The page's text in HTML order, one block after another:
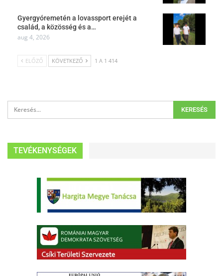
Gyergyóremetén a lovassport erejét a
család, a közösség és a…
aug 4, 2026
ELŐZŐ KÖVETKEZŐ 1 A 1 414
TEVÉKENYSÉGEK